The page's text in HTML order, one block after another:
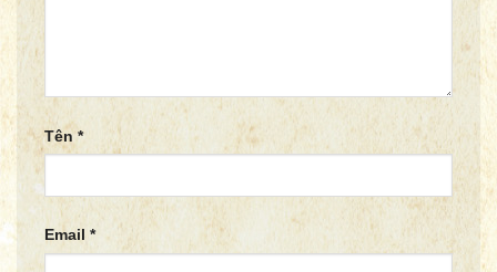
Tên *
Email *